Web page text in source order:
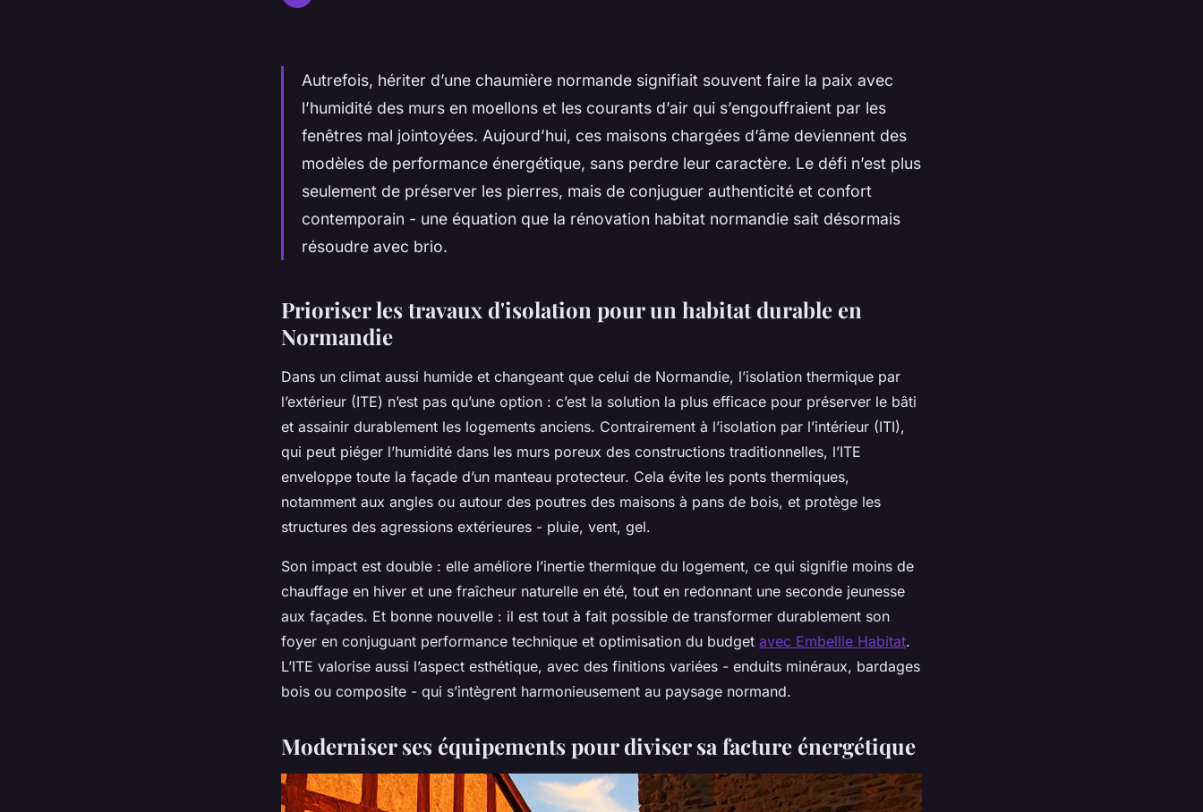
Autrefois, hériter d’une chaumière normande signifiait souvent faire la paix avec
l’humidité des murs en moellons et les courants d’air qui s’engouffraient par les
fenêtres mal jointoyées. Aujourd’hui, ces maisons chargées d’âme deviennent des
modèles de performance énergétique, sans perdre leur caractère. Le défi n’est plus
seulement de préserver les pierres, mais de conjuguer authenticité et confort
contemporain - une équation que la rénovation habitat normandie sait désormais
résoudre avec brio.
Prioriser les travaux d'isolation pour un habitat durable en
Normandie
Dans un climat aussi humide et changeant que celui de Normandie, l’isolation thermique par
l’extérieur (ITE) n’est pas qu’une option : c’est la solution la plus efficace pour préserver le bâti
et assainir durablement les logements anciens. Contrairement à l’isolation par l’intérieur (ITI),
qui peut piéger l’humidité dans les murs poreux des constructions traditionnelles, l’ITE
enveloppe toute la façade d’un manteau protecteur. Cela évite les ponts thermiques,
notamment aux angles ou autour des poutres des maisons à pans de bois, et protège les
structures des agressions extérieures - pluie, vent, gel.
Son impact est double : elle améliore l’inertie thermique du logement, ce qui signifie moins de
chauffage en hiver et une fraîcheur naturelle en été, tout en redonnant une seconde jeunesse
aux façades. Et bonne nouvelle : il est tout à fait possible de transformer durablement son
foyer en conjuguant performance technique et optimisation du budget avec Embellie Habitat.
L’ITE valorise aussi l’aspect esthétique, avec des finitions variées - enduits minéraux, bardages
bois ou composite - qui s’intègrent harmonieusement au paysage normand.
Moderniser ses équipements pour diviser sa facture énergétique